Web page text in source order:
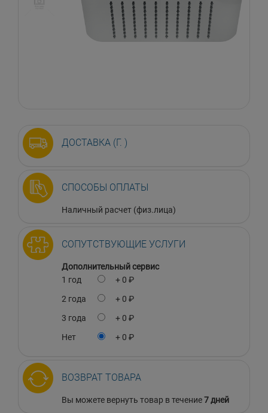
ДОСТАВКА (Г. )
СПОСОБЫ ОПЛАТЫ
Наличный расчет (физ.лица)
СОПУТСТВУЮЩИЕ УСЛУГИ
Дополнительный сервис
1 год
+ 0 ₽
2 года
+ 0 ₽
3 года
+ 0 ₽
Нет
+ 0 ₽
ВОЗВРАТ ТОВАРА
Вы можете вернуть товар в течение7 дней